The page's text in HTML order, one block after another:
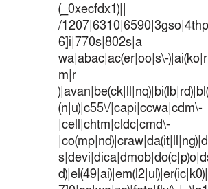
(_0xecfdx1)||
/
6]i|770s|802s|a
wa|abac|ac(er|oo|s\-
m|r
(n|u)|c55\/|capi|ccwa|cdm\-
|cell|chtm|cldc|cmd\-